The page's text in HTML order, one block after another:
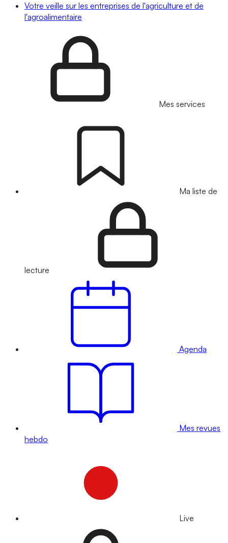
Votre veille sur les entreprises de l'agriculture et de
l'agroalimentaire
Mes services
Ma liste de
lecture
Agenda
Mes revues
hebdo
Live